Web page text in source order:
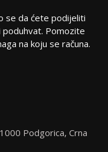
se da ćete podijeliti
poduhvat. Pomozite
na koju se računa.
Podgorica, Crna